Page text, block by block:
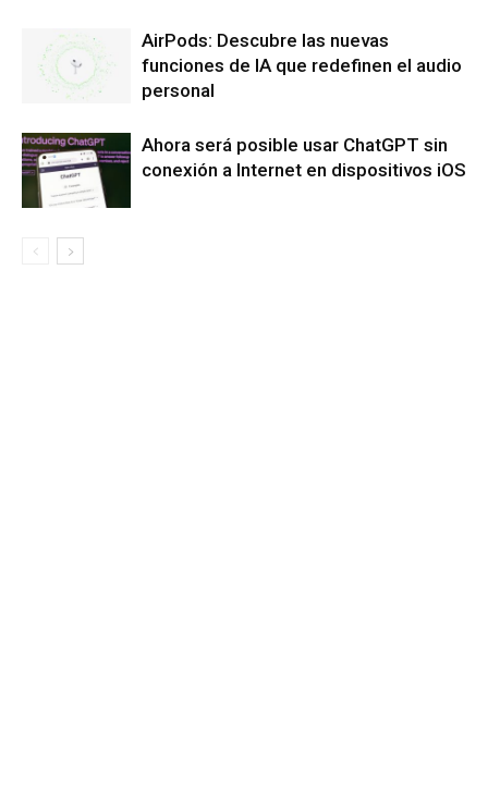
AirPods: Descubre las nuevas
funciones de IA que redefinen el audio
personal
Ahora será posible usar ChatGPT sin
conexión a Internet en dispositivos iOS